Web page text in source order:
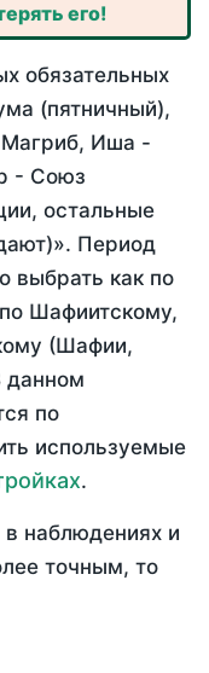
его!
обязательных
(пятничный),
Магриб, Иша -
- Союз
остальные
Период
выбрать как по
Шафиитскому,
(Шафии,
данном
по
используемые
.
в наблюдениях и
точным, то